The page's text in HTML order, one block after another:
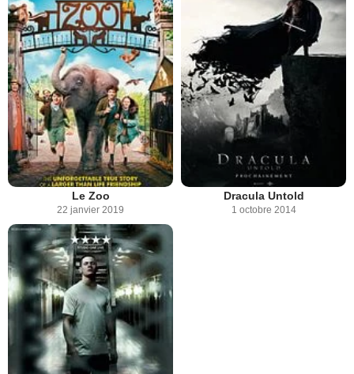
Le Zoo
22 janvier 2019
Dracula Untold
1 octobre 2014